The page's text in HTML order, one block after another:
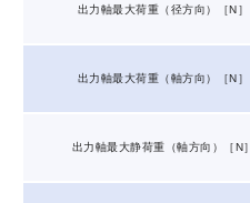
出力軸最大荷重（径方向）［N］
出力軸最大荷重（軸方向）［N］
出力軸最大静荷重（軸方向）［N］